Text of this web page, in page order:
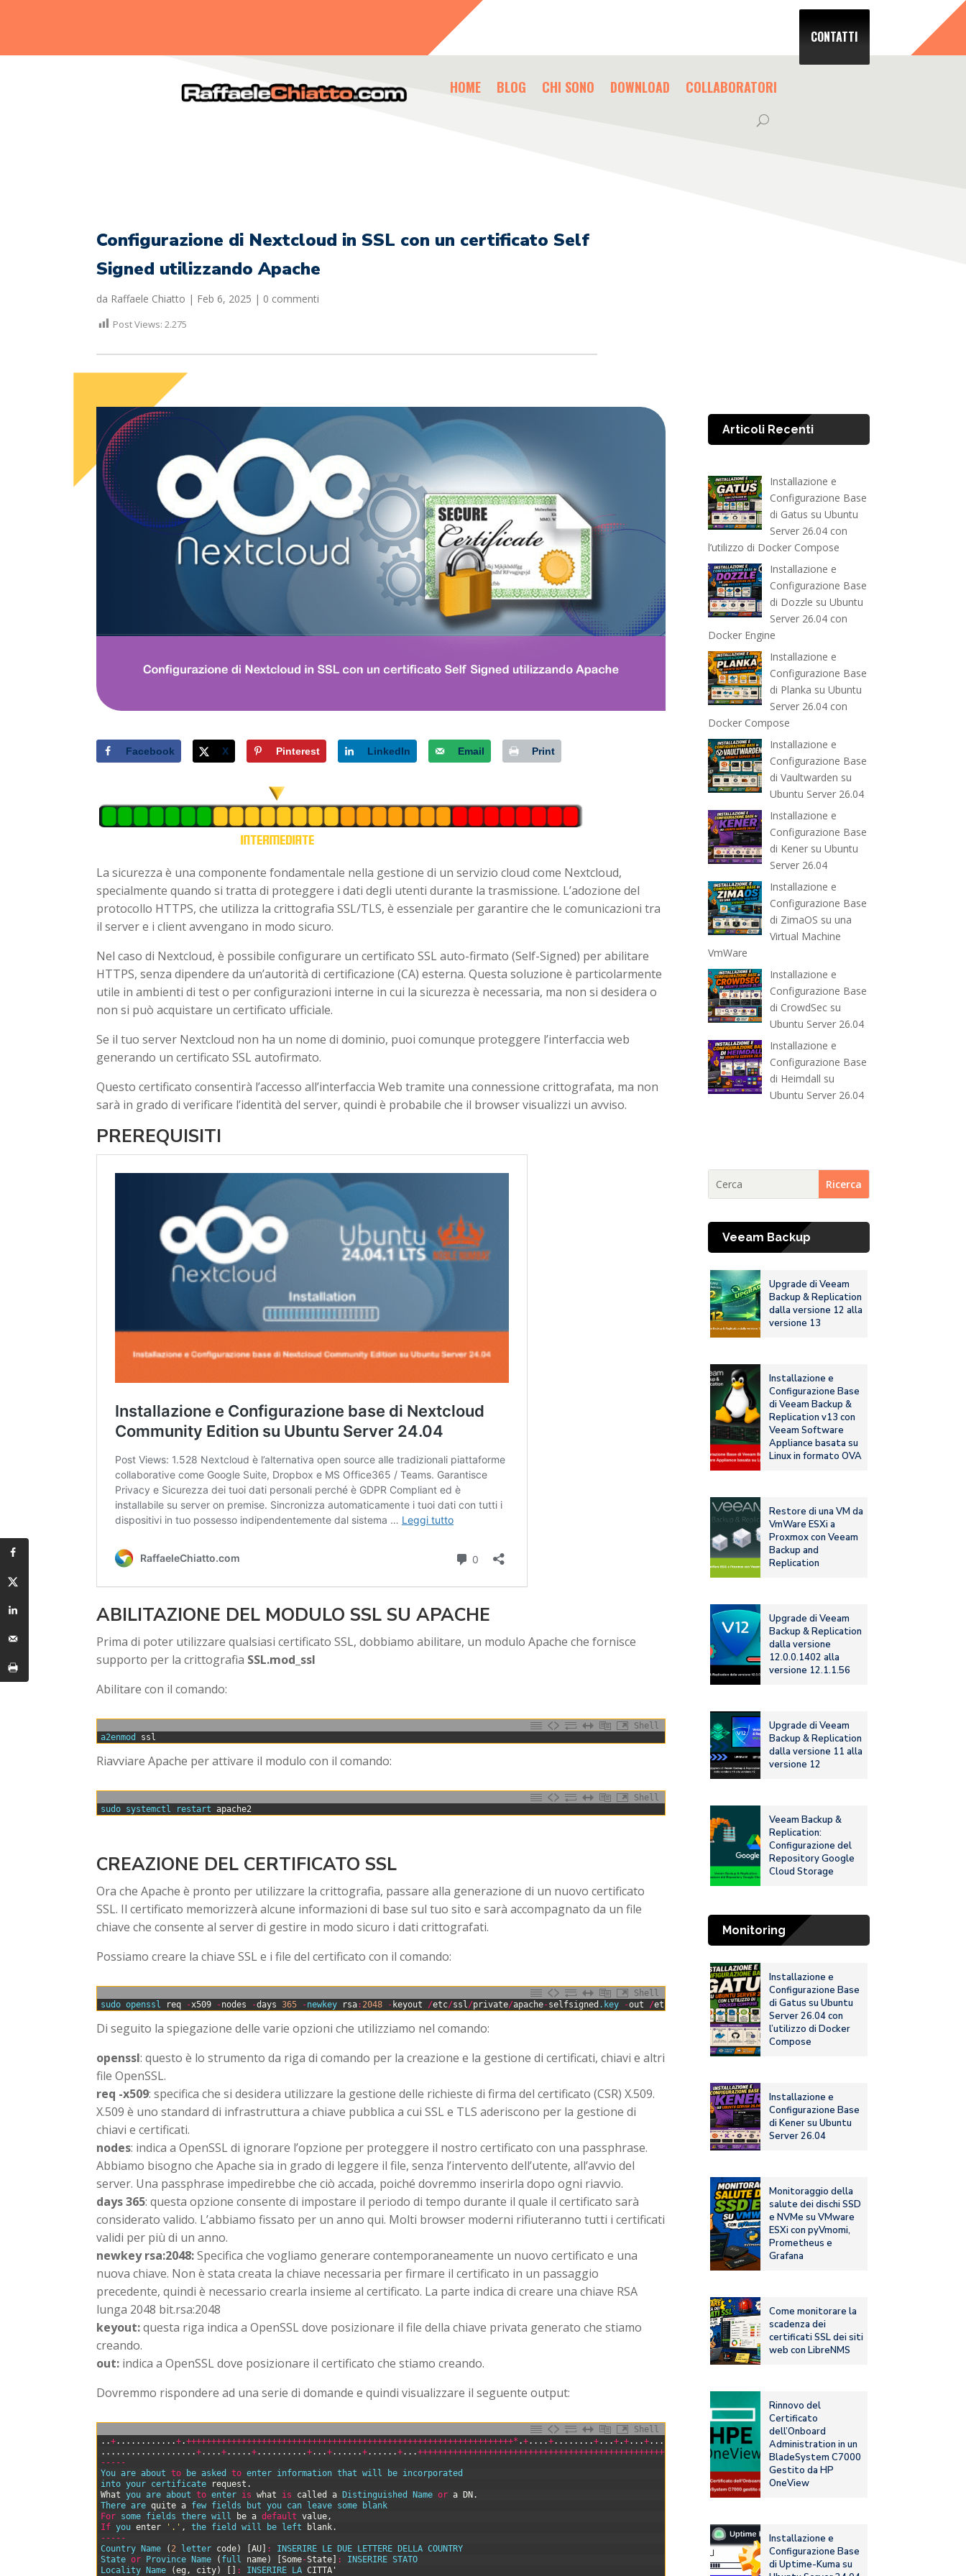
HOME BLOG CHI SONO DOWNLOAD COLLABORATORI
CONTATTI
Configurazione di Nextcloud in SSL con un certificato Self
Signed utilizzando Apache
da Raffaele Chiatto | Feb 6, 2025 | 0 commenti
Post Views: 2.275
Facebook X Pinterest LinkedIn Email Print
La sicurezza è una componente fondamentale nella gestione di un servizio cloud come Nextcloud,
specialmente quando si tratta di proteggere i dati degli utenti durante la trasmissione. L’adozione del
protocollo HTTPS, che utilizza la crittografia SSL/TLS, è essenziale per garantire che le comunicazioni tra
il server e i client avvengano in modo sicuro.
Nel caso di Nextcloud, è possibile configurare un certificato SSL auto-firmato (Self-Signed) per abilitare
HTTPS, senza dipendere da un’autorità di certificazione (CA) esterna. Questa soluzione è particolarmente
utile in ambienti di test o per configurazioni interne in cui la sicurezza è necessaria, ma non si desidera o
non si può acquistare un certificato ufficiale.
Se il tuo server Nextcloud non ha un nome di dominio, puoi comunque proteggere l’interfaccia web
generando un certificato SSL autofirmato.
Questo certificato consentirà l’accesso all’interfaccia Web tramite una connessione crittografata, ma non
sarà in grado di verificare l’identità del server, quindi è probabile che il browser visualizzi un avviso.
PREREQUISITI
ABILITAZIONE DEL MODULO SSL SU APACHE
Prima di poter utilizzare qualsiasi certificato SSL, dobbiamo abilitare, un modulo Apache che fornisce
supporto per la crittografia SSL.mod_ssl
Abilitare con il comando:
Shell
a2enmod ssl
Riavviare Apache per attivare il modulo con il comando:
Shell
sudo systemctl restart apache2
CREAZIONE DEL CERTIFICATO SSL
Ora che Apache è pronto per utilizzare la crittografia, passare alla generazione di un nuovo certificato
SSL. Il certificato memorizzerà alcune informazioni di base sul tuo sito e sarà accompagnato da un file
chiave che consente al server di gestire in modo sicuro i dati crittografati.
Possiamo creare la chiave SSL e i file del certificato con il comando:
Shell
sudo openssl req -x509 -nodes -days 365 -newkey rsa: 2048 - keyout /etc/ssl/private/apache-selfsigned .key -out /etc certs/apache- selfsigned.crt
Di seguito la spiegazione delle varie opzioni che utilizziamo nel comando:
openssl: questo è lo strumento da riga di comando per la creazione e la gestione di certificati, chiavi e altri
file OpenSSL.
req -x509: specifica che si desidera utilizzare la gestione delle richieste di firma del certificato (CSR) X.509.
X.509 è uno standard di infrastruttura a chiave pubblica a cui SSL e TLS aderiscono per la gestione di
chiavi e certificati.
nodes: indica a OpenSSL di ignorare l’opzione per proteggere il nostro certificato con una passphrase.
Abbiamo bisogno che Apache sia in grado di leggere il file, senza l’intervento dell’utente, all’avvio del
server. Una passphrase impedirebbe che ciò accada, poiché dovremmo inserirla dopo ogni riavvio.
days 365: questa opzione consente di impostare il periodo di tempo durante il quale il certificato sarà
considerato valido. L’abbiamo fissato per un anno qui. Molti browser moderni rifiuteranno tutti i certificati
validi per più di un anno.
newkey rsa:2048:Specifica che vogliamo generare contemporaneamente un nuovo certificato e una
nuova chiave. Non è stata creata la chiave necessaria per firmare il certificato in un passaggio
precedente, quindi è necessario crearla insieme al certificato. La parte indica di creare una chiave RSA
lunga 2048 bit.rsa:2048
keyout:questa riga indica a OpenSSL dove posizionare il file della chiave privata generato che stiamo
creando.
out: indica a OpenSSL dove posizionare il certificato che stiamo creando.
Dovremmo rispondere ad una serie di domande e quindi visualizzare il seguente output:
Shell
. .+. . . . . . . . . . . .+.+++++++++++++++++++++++++++++++++++++++++++++++++++++++++++++++++* .+. . . .+. . . . . . . .+. . .+.+. . .+. . . . . ... ..+ . ...+....+... .. ...
. . . . . . . . . . . . . . . . . . .+. . . .+. . . . .+. . . . . . . . . .+. . .+. . . . . .+. . . . . .+. . .++++++++++++++++++++++++++++++++++++++++++++++++++ +++++++*.+. ... + . + +..+..
-- -- -
You are about to be asked to enter information that will be incorporated
into your certificate request .
What
you are about to enter is what is called a Distinguished Name or a DN .
There are quite a few fields but you can leave some
blank
For some fields there will be a default value,
If you enter '.' , the field will be left blank.
-- -- -
Country
Name ( 2 letter code) [AU : INSERIRE LE DUE LETTERE DELLA COUNTRY
State or Province Name ( full name) [Some-State : INSERIRE STATO
Locality
Name (eg , city) : INSERIRE LA CITTA '
Articoli Recenti
Installazione e
Configurazione Base
di Gatus su Ubuntu
Server 26.04 con
l’utilizzo di Docker Compose
Installazione e
Configurazione Base
di Dozzle su Ubuntu
Server 26.04 con
Docker Engine
Installazione e
Configurazione Base
di Planka su Ubuntu
Server 26.04 con
Docker Compose
Installazione e
Configurazione Base
di Vaultwarden su
Ubuntu Server 26.04
Installazione e
Configurazione Base
di Kener su Ubuntu
Server 26.04
Installazione e
Configurazione Base
di ZimaOS su una
Virtual Machine
VmWare
Installazione e
Configurazione Base
di CrowdSec su
Ubuntu Server 26.04
Installazione e
Configurazione Base
di Heimdall su
Ubuntu Server 26.04
Veeam Backup
Upgrade di Veeam
Backup & Replication
dalla versione 12 alla
versione 13
Installazione e
Configurazione Base
di Veeam Backup &
Replication v13 con
Veeam Software
Appliance basata su
Linux in formato OVA
Restore di una VM da
VmWare ESXi a
Proxmox con Veeam
Backup and
Replication
Upgrade di Veeam
Backup & Replication
dalla versione
12.0.0.1402 alla
versione 12.1.1.56
Upgrade di Veeam
Backup & Replication
dalla versione 11 alla
versione 12
Veeam Backup &
Replication:
Configurazione del
Repository Google
Cloud Storage
Monitoring
Installazione e
Configurazione Base
di Gatus su Ubuntu
Server 26.04 con
l’utilizzo di Docker
Compose
Installazione e
Configurazione Base
di Kener su Ubuntu
Server 26.04
Monitoraggio della
salute dei dischi SSD
e NVMe su VMware
ESXi con pyVmomi,
Prometheus e
Grafana
Come monitorare la
scadenza dei
certificati SSL dei siti
web con LibreNMS
Rinnovo del
Certificato
dell’Onboard
Administration in un
BladeSystem C7000
Gestito da HP
OneView
Installazione e
Configurazione Base
di Uptime-Kuma su